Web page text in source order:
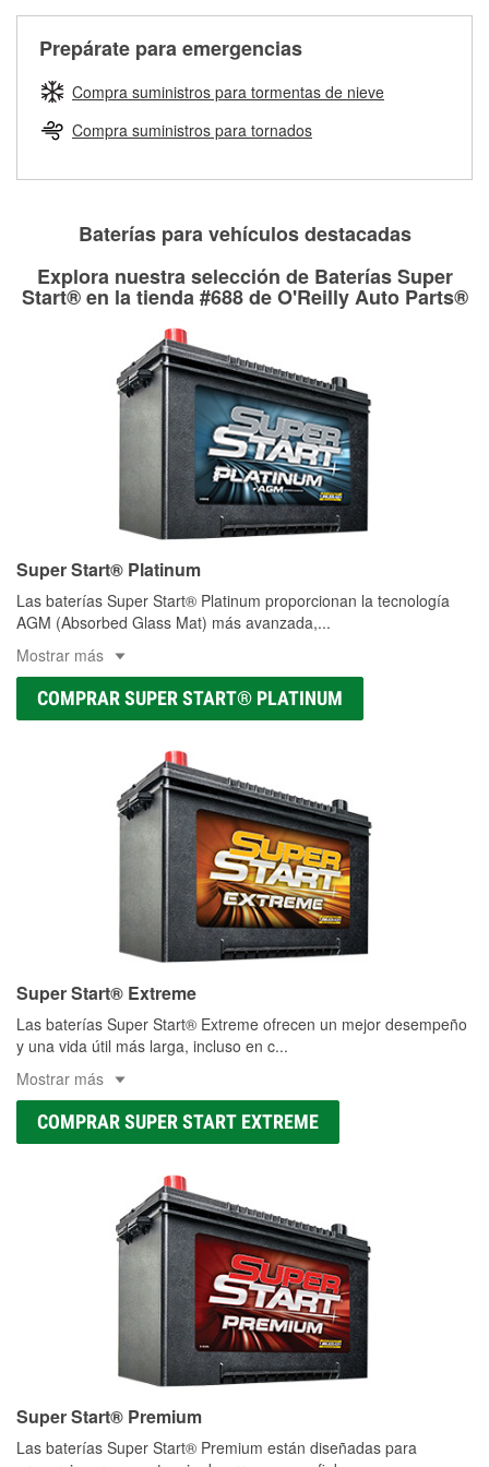
partes de reemplazo correctas para tu reparación.
Rectificación de tambores y discos de freno
Prepárate para emergencias
Compra suministros para tormentas de nieve
Compra suministros para tornados
Baterías para vehículos destacadas
Explora nuestra selección de Baterías Super
Start® en la tienda #688 de O'Reilly Auto Parts®
Super Start® Platinum
Las baterías Super Start® Platinum proporcionan la tecnología
AGM (Absorbed Glass Mat) más avanzada,...
Mostrar más
COMPRAR SUPER START® PLATINUM
Super Start® Extreme
Las baterías Super Start® Extreme ofrecen un mejor desempeño
y una vida útil más larga, incluso en c...
Mostrar más
COMPRAR SUPER START EXTREME
Super Start® Premium
Las baterías Super Start® Premium están diseñadas para